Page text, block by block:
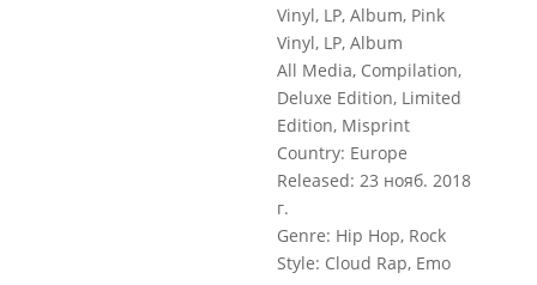
Vinyl, LP, Album, Pink
Vinyl, LP, Album
All Media, Compilation,
Deluxe Edition, Limited
Edition, Misprint
Country: Europe
Released: 23 нояб. 2018
г.
Genre: Hip Hop, Rock
Style: Cloud Rap, Emo